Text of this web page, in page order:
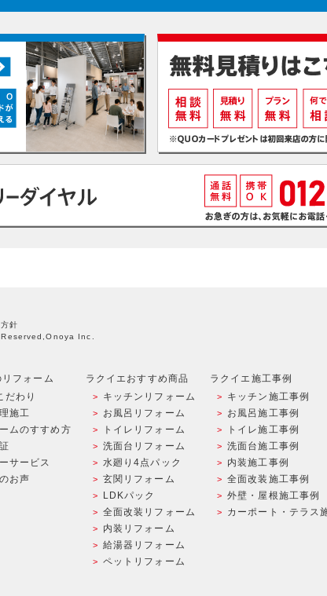
針
Inc.
フォーム
だわり
施工
ムのすすめ方
サービス
お声
ラクイエおすすめ商品
キッチンリフォーム
お風呂リフォーム
トイレリフォーム
洗面台リフォーム
水廻り4点パック
玄関リフォーム
LDKパック
全面改装リフォーム
内装リフォーム
給湯器リフォーム
ペットリフォーム
ラクイエ施工事例
キッチン施工事例
お風呂施工事例
トイレ施工事例
洗面台施工事例
内装施工事例
全面改装施工事例
外壁・屋根施工事例
カーポート・テラス